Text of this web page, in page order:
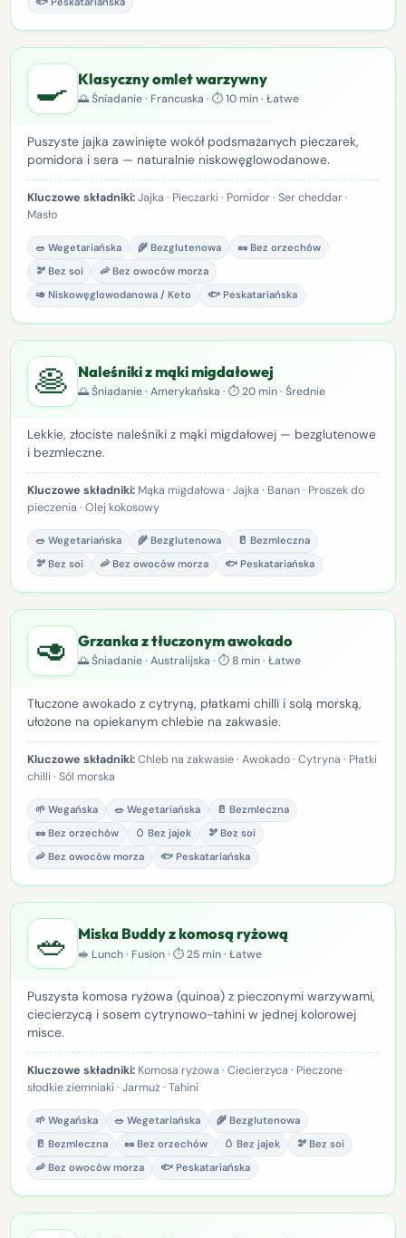
🍳 Klasyczny omlet warzywny
🌅 Śniadanie · Francuska · ⏱ 10 min · Łatwe
Puszyste jajka zawinięte wokół podsmażanych pieczarek,
pomidora i sera — naturalnie niskowęglowodanowe.
Kluczowe składniki:Jajka · Pieczarki · Pomidor · Ser cheddar ·
Masło
🥗 Wegetariańska 🌾 Bezglutenowa
🥜 Bez orzechów
🫘 Bez soi
🦐 Bez owoców morza
🥑 Niskowęglowodanowa / Keto
🐟 Peskatariańska
🥞 Naleśniki z mąki migdałowej
🌅 Śniadanie · Amerykańska · ⏱ 20 min · Średnie
Lekkie, złociste naleśniki z mąki migdałowej — bezglutenowe
i bezmleczne.
Kluczowe składniki:Mąka migdałowa · Jajka · Banan · Proszek do
pieczenia · Olej kokosowy
🥗 Wegetariańska 🌾 Bezglutenowa
🥛 Bezmleczna
🫘 Bez soi
🦐 Bez owoców morza 🐟 Peskatariańska
🥑 Grzanka z tłuczonym awokado
🌅 Śniadanie · Australijska · ⏱ 8 min · Łatwe
Tłuczone awokado z cytryną, płatkami chilli i solą morską,
ułożone na opiekanym chlebie na zakwasie.
Kluczowe składniki:Chleb na zakwasie · Awokado · Cytryna · Płatki
chilli · Sól morska
🌱 Wegańska 🥗 Wegetariańska
🥛 Bezmleczna
🥜 Bez orzechów
🥚 Bez jajek
🫘 Bez soi
🦐 Bez owoców morza
🐟 Peskatariańska
🥗 Miska Buddy z komosą ryżową
🥪 Lunch · Fusion · ⏱ 25 min · Łatwe
Puszysta komosa ryżowa (quinoa) z pieczonymi warzywami,
ciecierzycą i sosem cytrynowo-tahini w jednej kolorowej
misce.
Kluczowe składniki:Komosa ryżowa · Ciecierzyca · Pieczone
słodkie ziemniaki · Jarmuż · Tahini
🌱 Wegańska 🥗 Wegetariańska
🌾 Bezglutenowa
🥛 Bezmleczna
🥜 Bez orzechów 🥚 Bez jajek
🫘 Bez soi
🦐 Bez owoców morza
🐟 Peskatariańska